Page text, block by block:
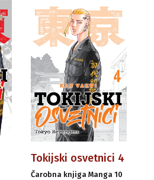
Tokijski osvetnici 4
Čarobna knjiga Manga 10